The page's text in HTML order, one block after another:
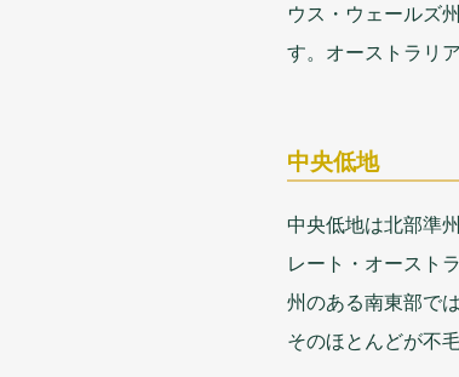
ウス・ウェールズ州
す。オーストラリア
中央低地
中央低地は北部準州
レート・オースト
州のある南東部で
そのほとんどが不